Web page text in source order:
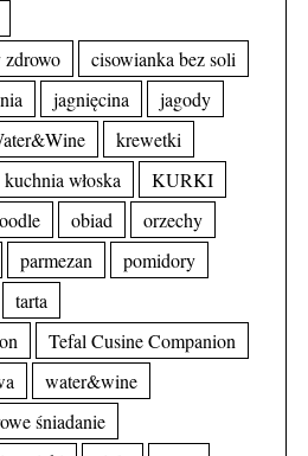
cisowianka bez soli
jagnięcina
jagody
krewetki
kuchnia włoska
KURKI
obiad
orzechy
parmezan
pomidory
tarta
Tefal Cusine Companion
water&wine
śniadanie